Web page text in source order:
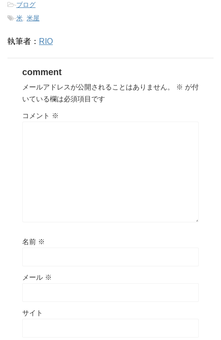
-ブログ
-米 米屋
執筆者： RIO
comment
メールアドレスが公開されることはありません。 ※ が付
いている欄は必須項目です
コメント ※
名前 ※
メール ※
サイト